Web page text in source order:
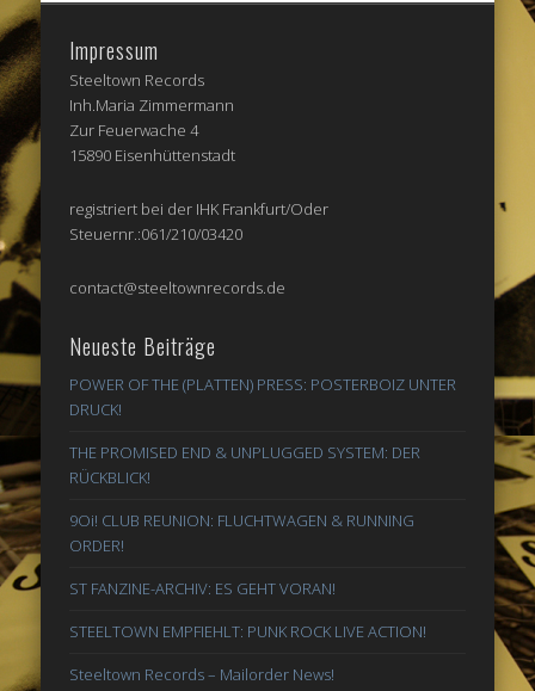
Impressum
Steeltown Records
Inh.Maria Zimmermann
Zur Feuerwache 4
15890 Eisenhüttenstadt
registriert bei der IHK Frankfurt/Oder
Steuernr.:061/210/03420
contact@steeltownrecords.de
Neueste Beiträge
POWER OF THE (PLATTEN) PRESS: POSTERBOIZ UNTER
DRUCK!
THE PROMISED END & UNPLUGGED SYSTEM: DER
RÜCKBLICK!
9Oi! CLUB REUNION: FLUCHTWAGEN & RUNNING
ORDER!
ST FANZINE-ARCHIV: ES GEHT VORAN!
STEELTOWN EMPFIEHLT: PUNK ROCK LIVE ACTION!
Steeltown Records – Mailorder News!